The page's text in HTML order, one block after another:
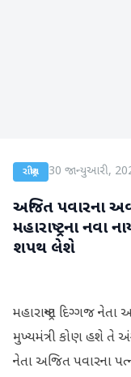
રાષ્ટ્રીય 30 જાન્યુઆરી,
અજિત પવારના
મહારાષ્ટ્રના
શપથ લેશે
મહારાષ્ટ્રના દિગ્ગજ
મુખ્યમંત્રી કોણ હશે તે
નેતા અજિત પવારના